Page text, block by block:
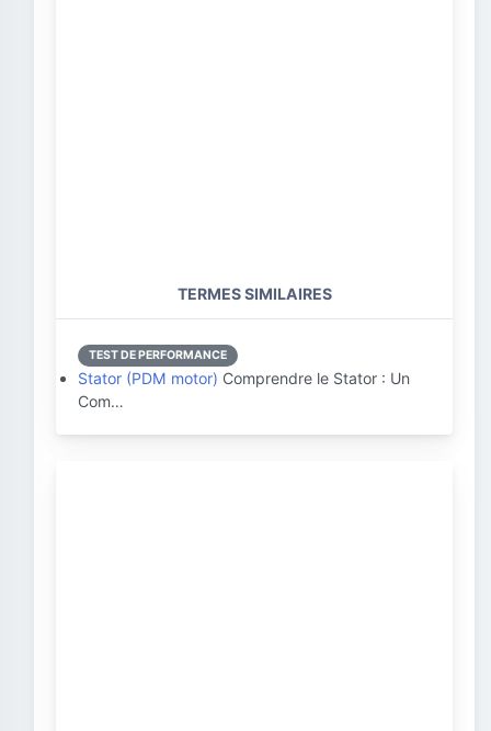
TERMES SIMILAIRES
TEST DE PERFORMANCE
Stator (PDM motor) Comprendre le Stator : Un
Com…